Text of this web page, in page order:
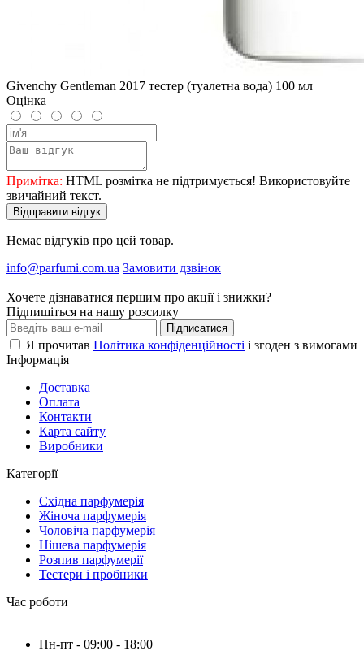
Givenchy Gentleman 2017 тестер (туалетна вода) 100 мл
Оцінка
Примітка: HTML розмітка не підтримується! Використовуйте
звичайний текст.
Відправити відгук
Немає відгуків про цей товар.
info@parfumi.com.ua Замовити дзвінок
Хочете дізнаватися першим про акції і знижки?
Підпишіться на нашу розсилку
Підписатися
Я прочитав Політика конфіденційності і згоден з вимогами
Інформація
Доставка
Оплата
Контакти
Карта сайту
Виробники
Категорії
Східна парфумерія
Жіноча парфумерія
Чоловіча парфумерія
Нішева парфумерія
Розпив парфумерії
Тестери і пробники
Час роботи
Пн-пт - 09:00 - 18:00